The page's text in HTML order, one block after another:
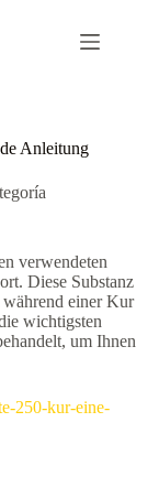
Anleitung
verwendeten
Diese Substanz
einer Kur
wichtigsten
um Ihnen
250-kur-eine-